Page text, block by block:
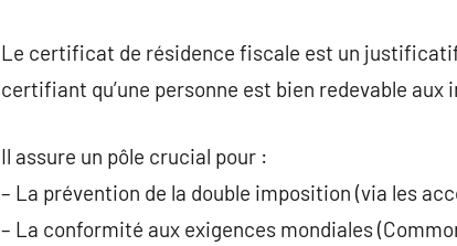
Le certificat de résidence fiscale est un
certifiant qu’une personne est bien redevable aux
Il assure un pôle crucial pour :
– La prévention de la double imposition (via les
– La conformité aux exigences mondiales